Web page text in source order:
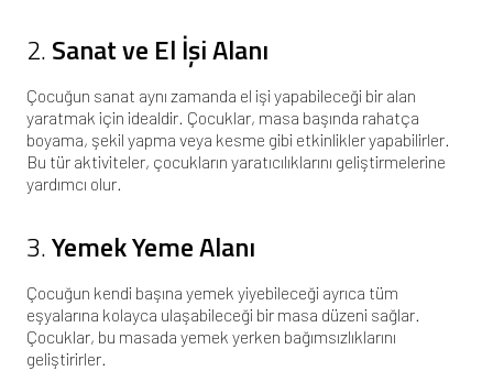
2.Sanat ve El İşi Alanı
Çocuğun sanat aynı zamanda el işi yapabileceği bir alan
yaratmak için idealdir. Çocuklar, masa başında rahatça
boyama, şekil yapma veya kesme gibi etkinlikler yapabilirler.
Bu tür aktiviteler, çocukların yaratıcılıklarını geliştirmelerine
yardımcı olur.
3.Yemek Yeme Alanı
Çocuğun kendi başına yemek yiyebileceği ayrıca tüm
eşyalarına kolayca ulaşabileceği bir masa düzeni sağlar.
Çocuklar, bu masada yemek yerken bağımsızlıklarını
geliştirirler.